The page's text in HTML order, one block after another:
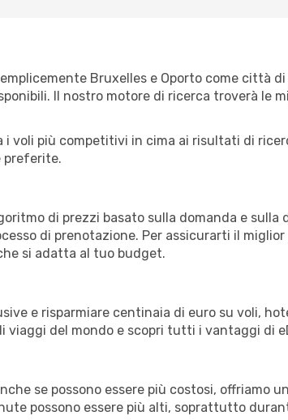
Bruxelles e Oporto come città
Il nostro motore di ricerca troverà le
voli più competitivi in cima ai risultati di
preferite.
di prezzi basato sulla domanda e sulla
di prenotazione. Per assicurarti il
si adatta al tuo budget.
e risparmiare centinaia di euro su voli,
del mondo e scopri tutti i vantaggi di
se possono essere più costosi, offriamo
possono essere più alti, soprattutto